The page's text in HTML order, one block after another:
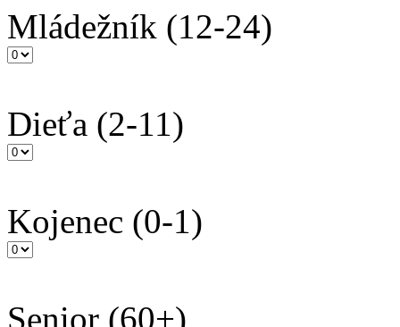
Mládežník (12-24)
Dieťa (2-11)
Kojenec (0-1)
Senior (60+)